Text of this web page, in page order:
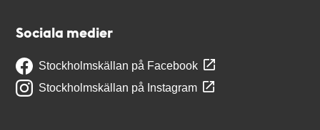
Sociala medier
Stockholmskällan på Facebook
Stockholmskällan på Instagram